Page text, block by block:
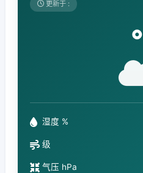
更新于 :
°
湿度 %
级
气压 hPa